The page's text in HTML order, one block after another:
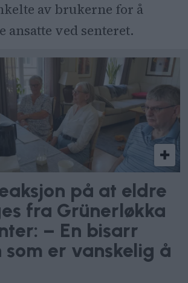
av brukerne for å
ansatte ved senteret.
på at eldre
fra Grünerløkka
– En bisarr
som er vanskelig å